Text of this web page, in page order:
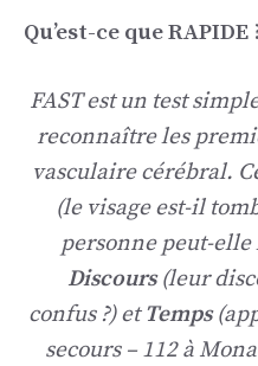
Qu’est-ce que RAPIDE
FAST est un test
reconnaître les
vasculaire cérébral.
(le visage est-il
personne peut-elle
Discours(leur
confus ?) etTemps
secours – 112 à